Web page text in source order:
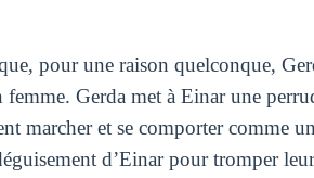
pour une raison quelconque,
femme. Gerda met à Einar une
marcher et se comporter comme
d’Einar pour tromper